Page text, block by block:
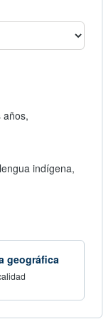
años,
indígena,
en nueva ventana
geográfica